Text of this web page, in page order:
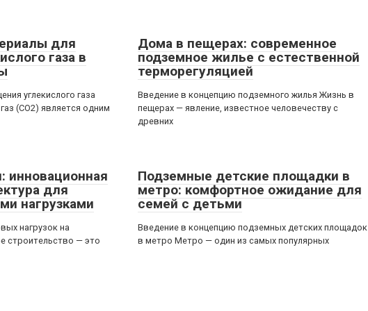
для
газа в
углекислого газа
(CO2) является одним
Дома в пещерах: современное
подземное жилье с естественной
терморегуляцией
Введение в концепцию подземного жилья Жизнь в
пещерах — явление, известное человечеству с
древних
инновационная
для
нагрузками
нагрузок на
строительство — это
Подземные детские площадки в
метро: комфортное ожидание для
семей с детьми
Введение в концепцию подземных детских площадок
в метро Метро — один из самых популярных